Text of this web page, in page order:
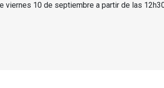
viernes 10 de septiembre a partir de las